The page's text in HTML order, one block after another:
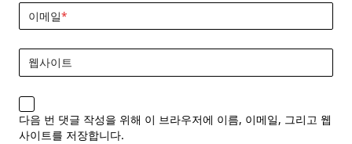
이메일*
웹사이트
다음 번 댓글 작성을 위해 이 브라우저에 이름, 이메일, 그리고 웹
사이트를 저장합니다.